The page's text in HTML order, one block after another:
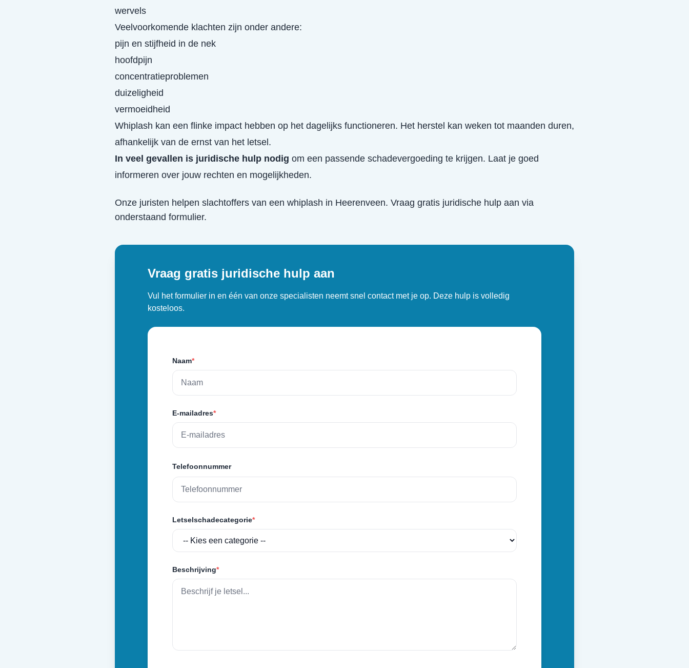
wervels
Veelvoorkomende klachten zijn onder andere:
pijn en stijfheid in de nek
hoofdpijn
concentratieproblemen
duizeligheid
vermoeidheid
Whiplash kan een flinke impact hebben op het dagelijks functioneren. Het herstel kan weken tot maanden duren,
afhankelijk van de ernst van het letsel.
In veel gevallen is juridische hulp nodig om een passende schadevergoeding te krijgen. Laat je goed
informeren over jouw rechten en mogelijkheden.
Onze juristen helpen slachtoffers van een whiplash in Heerenveen. Vraag gratis juridische hulp aan via
onderstaand formulier.
Vraag gratis juridische hulp aan
Vul het formulier in en één van onze specialisten neemt snel contact met je op. Deze hulp is volledig
kosteloos.
Naam*
E-mailadres*
Telefoonnummer
Letselschadecategorie*
Beschrijving*